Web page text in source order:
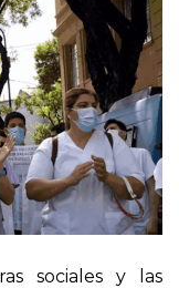
un excesivo